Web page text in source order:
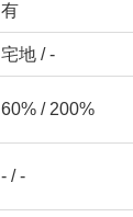
有
宅地 / -
60% / 200%
- / -